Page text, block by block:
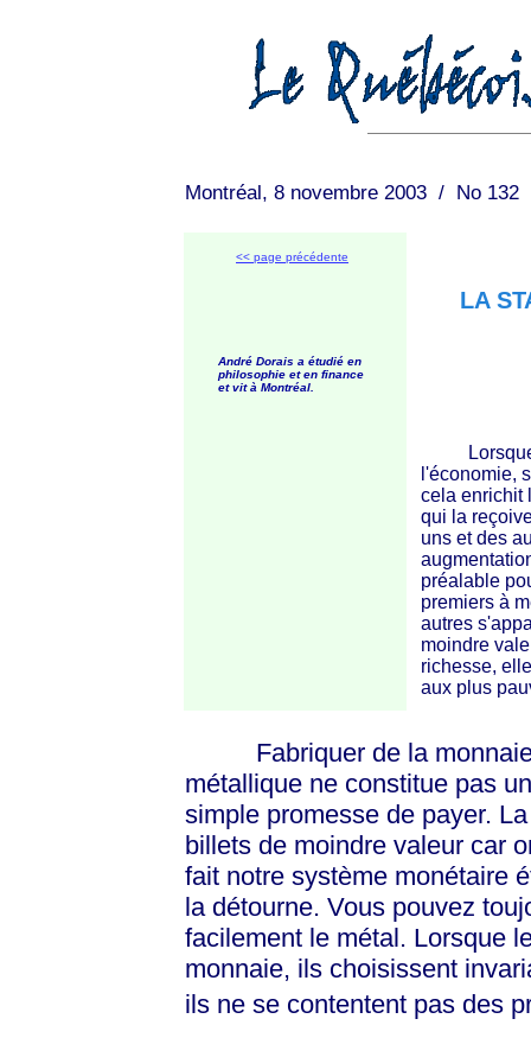
Montréal, 8 novembre 2003 / No 132
<< page précédente
André Dorais a étudié en
philosophie et en finance
et vit à Montréal.
LA
Lorsque
l'économie,
cela enrichit
qui la
uns et des
préalable
premiers à
autres
moindre
richesse,
aux plus
Fabriquer de la monnaie
métallique ne constitue pas
simple promesse de payer.
billets de moindre valeur car
fait notre système monétaire
la détourne. Vous pouvez
facilement le métal. Lorsque
monnaie, ils choisissent
ils ne se contentent pas des